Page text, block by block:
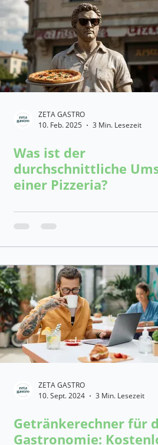
für die Gastronomie
ZETA GASTRO
10. Feb. 2025
3 Min. Lesezeit
Was ist der
durchschnittliche
einer Pizzeria?
ZETA GASTRO
10. Sept. 2024
3 Min. Lesezeit
Getränkerechner für
Gastronomie: